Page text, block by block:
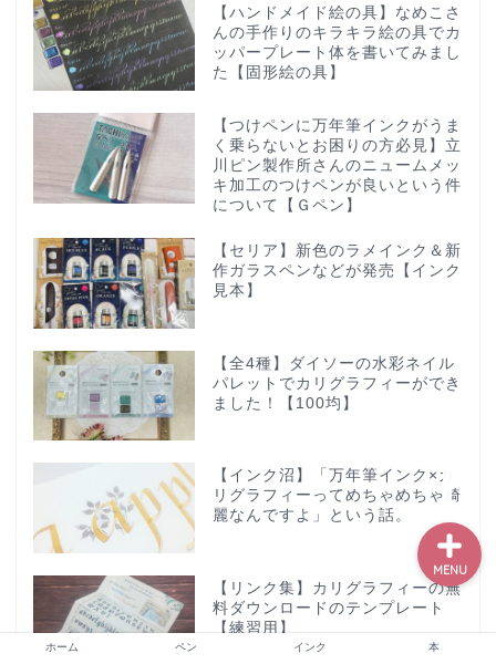
【ハンドメイド絵の具】なめこさ
んの手作りのキラキラ絵の具でカ
ッパープレート体を書いてみまし
た【固形絵の具】
【つけペンに万年筆インクがうま
く乗らないとお困りの方必見】立
川ピン製作所さんのニュームメッ
キ加工のつけペンが良いという件
について【Ｇペン】
【セリア】新色のラメインク＆新
作ガラスペンなどが発売【インク
見本】
【全4種】ダイソーの水彩ネイル
パレットでカリグラフィーができ
ました！【100均】
【インク沼】「万年筆インク×カ
リグラフィーってめちゃめちゃ綺
麗なんですよ」という話。
【リンク集】カリグラフィーの無
料ダウンロードのテンプレート
【練習用】
ホーム ペン インク 本
MENU
ホーム
インク